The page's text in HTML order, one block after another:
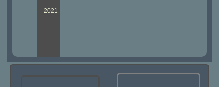
2021